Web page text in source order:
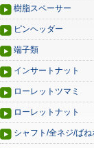
樹脂スペーサー
ピンヘッダー
端子類
インサートナット
ローレットツマミ
ローレットナット
シャフト/全ネジ/ばね